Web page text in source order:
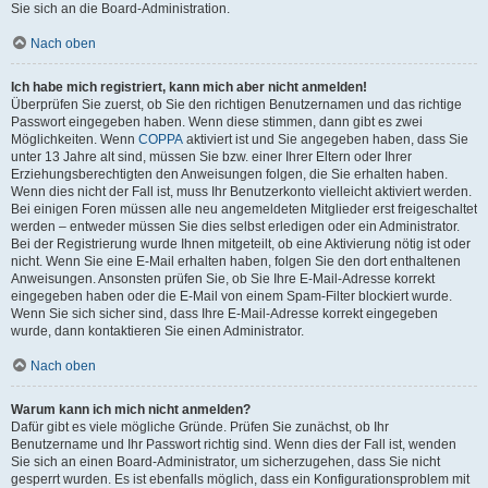
Sie sich an die Board-Administration.
Nach oben
Ich habe mich registriert, kann mich aber nicht anmelden!
Überprüfen Sie zuerst, ob Sie den richtigen Benutzernamen und das richtige
Passwort eingegeben haben. Wenn diese stimmen, dann gibt es zwei
Möglichkeiten. Wenn COPPA aktiviert ist und Sie angegeben haben, dass Sie
unter 13 Jahre alt sind, müssen Sie bzw. einer Ihrer Eltern oder Ihrer
Erziehungsberechtigten den Anweisungen folgen, die Sie erhalten haben.
Wenn dies nicht der Fall ist, muss Ihr Benutzerkonto vielleicht aktiviert werden.
Bei einigen Foren müssen alle neu angemeldeten Mitglieder erst freigeschaltet
werden – entweder müssen Sie dies selbst erledigen oder ein Administrator.
Bei der Registrierung wurde Ihnen mitgeteilt, ob eine Aktivierung nötig ist oder
nicht. Wenn Sie eine E-Mail erhalten haben, folgen Sie den dort enthaltenen
Anweisungen. Ansonsten prüfen Sie, ob Sie Ihre E-Mail-Adresse korrekt
eingegeben haben oder die E-Mail von einem Spam-Filter blockiert wurde.
Wenn Sie sich sicher sind, dass Ihre E-Mail-Adresse korrekt eingegeben
wurde, dann kontaktieren Sie einen Administrator.
Nach oben
Warum kann ich mich nicht anmelden?
Dafür gibt es viele mögliche Gründe. Prüfen Sie zunächst, ob Ihr
Benutzername und Ihr Passwort richtig sind. Wenn dies der Fall ist, wenden
Sie sich an einen Board-Administrator, um sicherzugehen, dass Sie nicht
gesperrt wurden. Es ist ebenfalls möglich, dass ein Konfigurationsproblem mit